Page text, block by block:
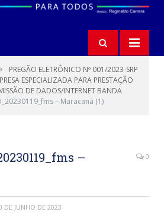
PREGÃO ELETRÔNICO Nº 001/2023-SRP
ESPECIALIZADA PARA PRESTAÇÃO
DE DADOS/INTERNET BANDA
– Maracanã (1)
–
0
DE JUNHO DE 2023